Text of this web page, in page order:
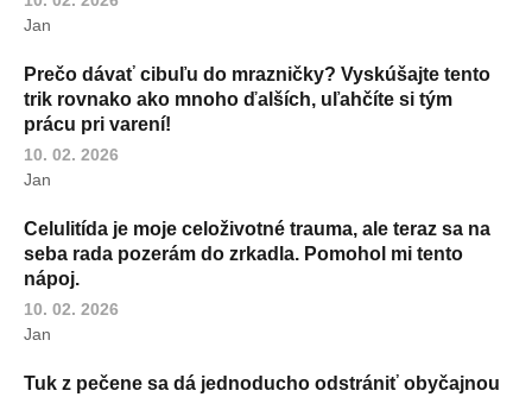
Jan
Prečo dávať cibuľu do mrazničky? Vyskúšajte tento
trik rovnako ako mnoho ďalších, uľahčíte si tým
prácu pri varení!
10. 02. 2026
Jan
Celulitída je moje celoživotné trauma, ale teraz sa na
seba rada pozerám do zrkadla. Pomohol mi tento
nápoj.
10. 02. 2026
Jan
Tuk z pečene sa dá jednoducho odstrániť obyčajnou